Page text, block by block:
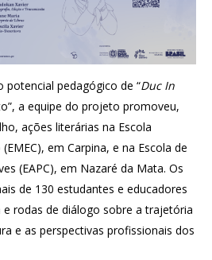
pedagógico de “Duc In
a equipe do projeto promoveu,
ações literárias na Escola
em Carpina, e na Escola de
(EAPC), em Nazaré da Mata. Os
de 130 estudantes e educadores
rodas de diálogo sobre a trajetória
e as perspectivas profissionais dos